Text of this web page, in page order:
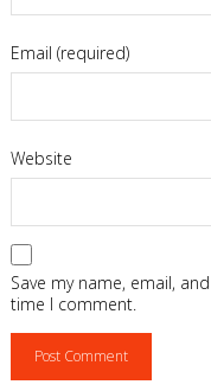
Email (required)
Website
Save my name, email,
time I comment.